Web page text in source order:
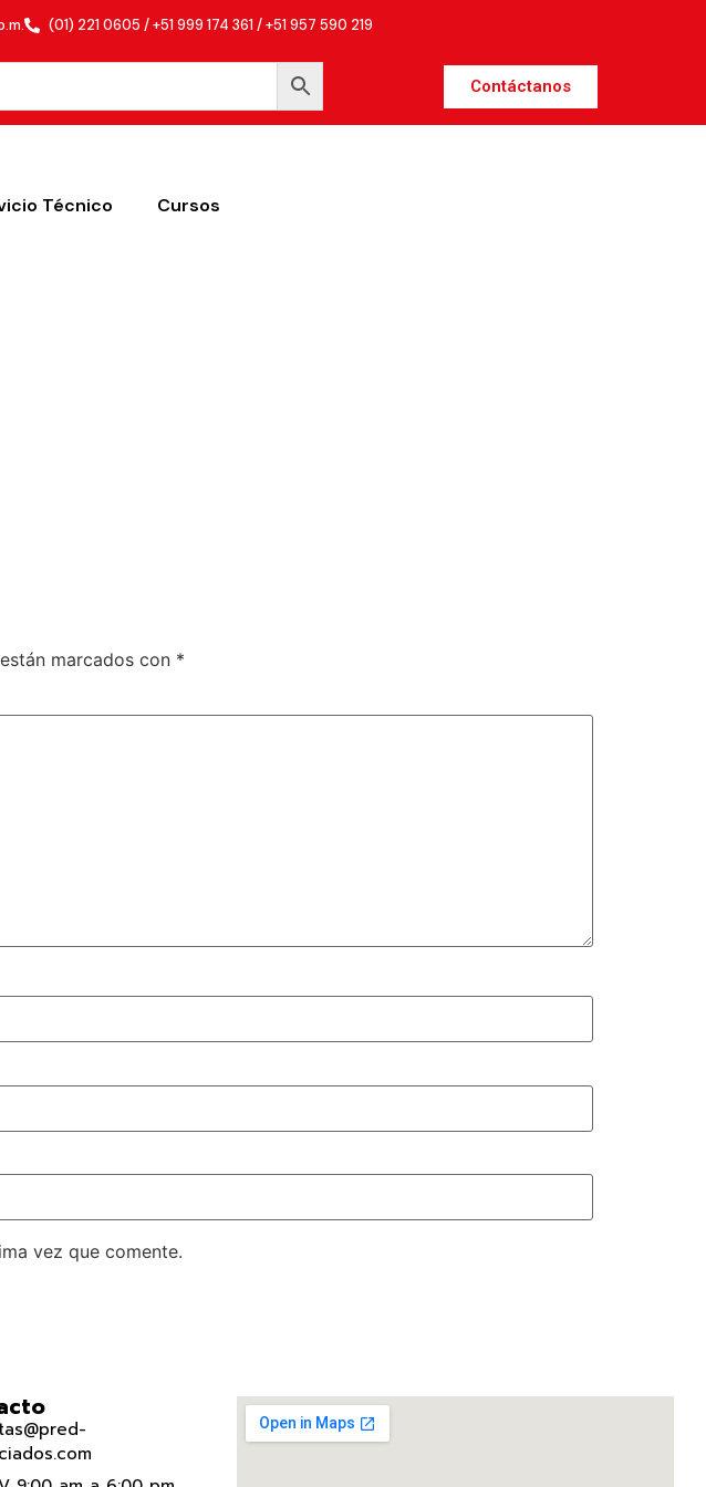
(01) 221 0605 / +51 999 174 361 / +51 957 590 219
Contáctanos
Técnico Cursos
marcados con *
vez que comente.